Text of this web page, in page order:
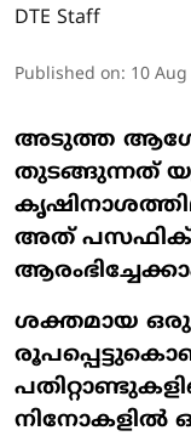
DTE Staff
Published on: 10
അടുത്ത ആഗോള
തുടങ്ങുന്നത്
അത് പസഫിക്
ശക്തമായ
നിനോകളിൽ